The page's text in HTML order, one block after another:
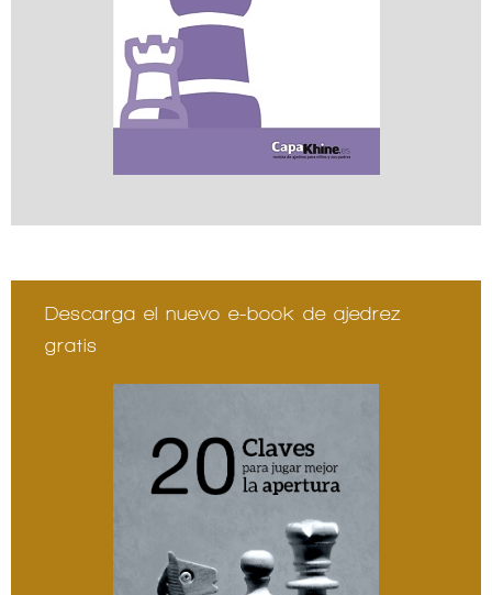
Descarga el nuevo e-book de ajedrez
gratis